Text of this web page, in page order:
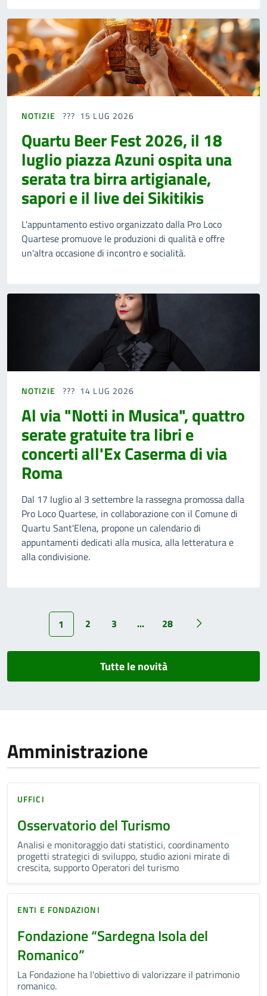
NOTIZIE 15 LUG 2026
Quartu Beer Fest 2026, il 18
luglio piazza Azuni ospita una
serata tra birra artigianale,
sapori e il live dei Sikitikis
L'appuntamento estivo organizzato dalla Pro Loco
Quartese promuove le produzioni di qualità e offre
un'altra occasione di incontro e socialità.
NOTIZIE 14 LUG 2026
Al via "Notti in Musica", quattro
serate gratuite tra libri e
concerti all'Ex Caserma di via
Roma
Dal 17 luglio al 3 settembre la rassegna promossa dalla
Pro Loco Quartese, in collaborazione con il Comune di
Quartu Sant'Elena, propone un calendario di
appuntamenti dedicati alla musica, alla letteratura e
alla condivisione.
1 2 3 ... 28
Tutte le novità
Amministrazione
UFFICI
Osservatorio del Turismo
Analisi e monitoraggio dati statistici, coordinamento
progetti strategici di sviluppo, studio azioni mirate di
crescita, supporto Operatori del turismo
ENTI E FONDAZIONI
Fondazione “Sardegna Isola del
Romanico”
La Fondazione ha l'obiettivo di valorizzare il patrimonio
romanico.